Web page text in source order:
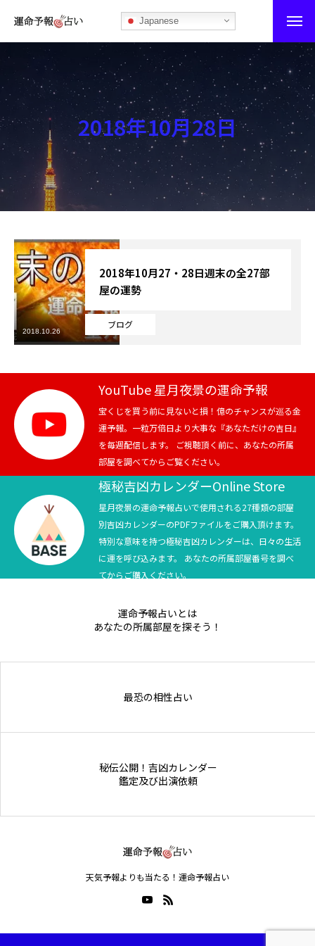
Japanese
運命予報占い
運命予報占いとは
あなたの所属部屋を探そう！
最恐の相性占い
秘伝公開！吉凶カレンダー
記事カテゴリー
ブログ
お知らせ
芸能界
テニス
スポーツ
競馬
テニス四大大会・五輪
テニス四大大会・五輪
2018年10月28日
ブログ
2018年10月27・28日週末の全27部
屋の運勢
2018.10.26
YouTube 星月夜景の運命予報
宝くじを買う前に見ないと損！億のチャンスが巡る金
運予報。一粒万倍日より大事な『あなただけの吉日』
を毎週配信します。 ご視聴頂く前に、あなたの所属
部屋を調べてからご覧ください。
極秘吉凶カレンダーOnline Store
星月夜景の運命予報占いで使用される27種類の部屋
別吉凶カレンダーのPDFファイルをご購入頂けます。
特別な意味を持つ極秘吉凶カレンダーは、日々の生活
に運を呼び込みます。 あなたの所属部屋番号を調べ
てからご購入ください。
運命予報占いとは
あなたの所属部屋を探そう！
最恐の相性占い
秘伝公開！吉凶カレンダー
鑑定及び出演依頼
天気予報よりも当たる！運命予報占い